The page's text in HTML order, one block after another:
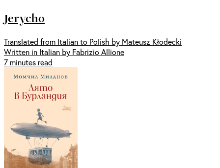
Jerycho
Translated from Italian to Polish by Mateusz Kłodecki
Written in Italian by Fabrizio Allione
7 minutes read